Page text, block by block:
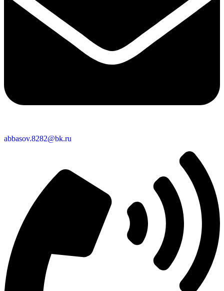
abbasov.8282@bk.ru